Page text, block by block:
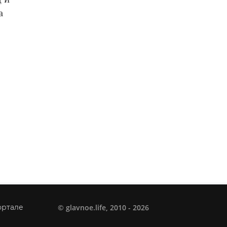
© glavnoe.life , 2010 - 2026